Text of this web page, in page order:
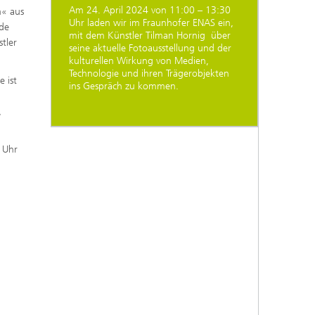
aus
ist
Uhr
Am 24. April 2024 von 11:00 – 13:30
Uhr laden wir im Fraunhofer ENAS ein,
mit dem Künstler Tilman Hornig über
seine aktuelle Fotoausstellung und der
kulturellen Wirkung von Medien,
Technologie und ihren Trägerobjekten
ins Gespräch zu kommen.